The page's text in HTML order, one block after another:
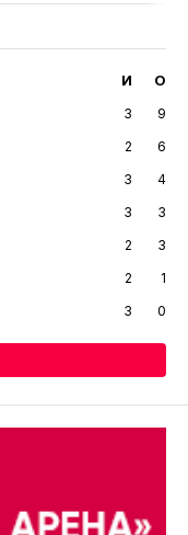
И О
3
9
2
6
3
4
3
3
2
3
2
1
3 0